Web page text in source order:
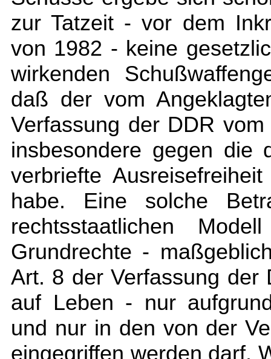
zur Tatzeit - vor dem
von 1982 - keine
wirkenden
daß der vom
Verfassung der DDR
insbesondere gegen die
verbriefte
habe. Eine solche
rechtsstaatlichen
Grundrechte -
Art. 8 der Verfassung der
auf Leben - nur
und nur in den von der
eingegriffen werden darf.